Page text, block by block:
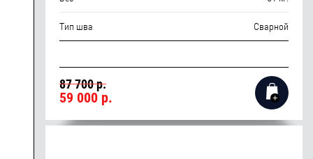
Тип шва Сварной
87 700 р.
59 000р.